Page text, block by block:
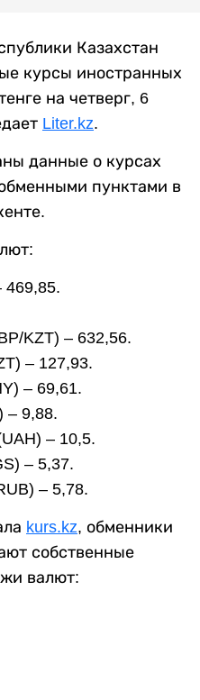
Казахстан
курсы иностранных
на четверг, 6
Liter.kz.
данные о курсах
пунктами в
KZT) – 632,56.
– 127,93.
– 69,61.
– 9,88.
– 10,5.
– 5,37.
– 5,78.
kurs.kz, обменники
собственные
валют: